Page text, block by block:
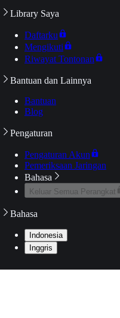
Library Saya
Daftarku
Mengikuti
Riwayat Tontonan
Bantuan dan Lainnya
Bantuan
Blog
Pengaturan
Pengaturan Akun
Pemeriksaan Jaringan
Bahasa
Keluar Semua Perangkat
Bahasa
Indonesia
Inggris